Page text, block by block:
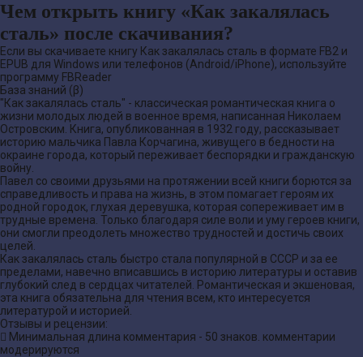
Чем открыть книгу «Как закалялась
сталь» после скачивания?
Если вы скачиваете книгу Как закалялась сталь в формате FB2 и
EPUB для Windows или телефонов (Android/iPhone), используйте
программу FBReader
База знаний (β)
"Как закалялась сталь" - классическая романтическая книга о
жизни молодых людей в военное время, написанная Николаем
Островским. Книга, опубликованная в 1932 году, рассказывает
историю мальчика Павла Корчагина, живущего в бедности на
окраине города, который переживает беспорядки и гражданскую
войну.
Павел со своими друзьями на протяжении всей книги борются за
справедливость и права на жизнь, в этом помагает героям их
родной городок, глухая деревушка, которая сопереживает им в
трудные времена. Только благодаря силе воли и уму героев книги,
они смогли преодолеть множество трудностей и достичь своих
целей.
Как закалялась сталь быстро стала популярной в СССР и за ее
пределами, навечно вписавшись в историю литературы и оставив
глубокий след в сердцах читателей. Романтическая и экшеновая,
эта книга обязательна для чтения всем, кто интересуется
литературой и историей.
Отзывы и рецензии:
Минимальная длина комментария - 50 знаков. комментарии
модерируются